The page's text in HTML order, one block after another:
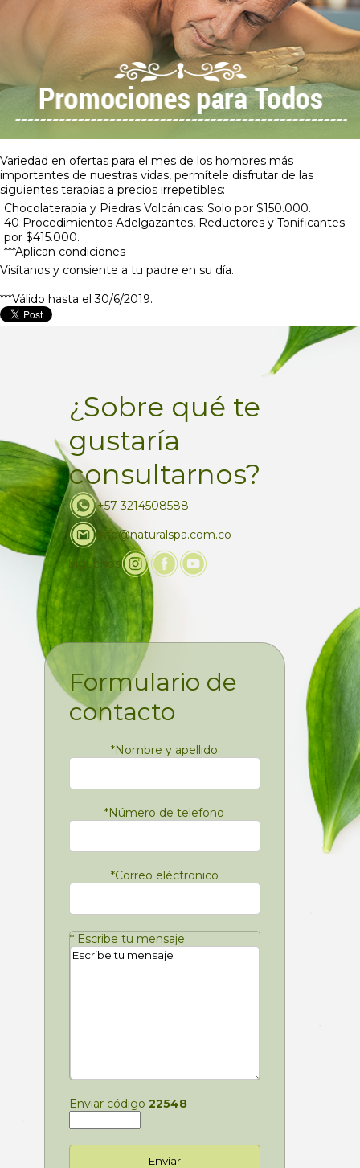
Variedad en ofertas para el mes de los hombres más
importantes de nuestras vidas, permítele disfrutar de las
siguientes terapias a precios irrepetibles:
Chocolaterapia y Piedras Volcánicas: Solo por $150.000.
40 Procedimientos Adelgazantes, Reductores y Tonificantes
por $415.000.
***Aplican condiciones
Visítanos y consiente a tu padre en su día.
***Válido hasta el 30/6/2019.
¿Sobre qué te
gustaría
consultarnos?
+57 3214508588
info@naturalspa.com.co
Siguenos
Formulario de
contacto
*Nombre y apellido
*Número de telefono
*Correo eléctronico
* Escribe tu mensaje
Enviar código 22548